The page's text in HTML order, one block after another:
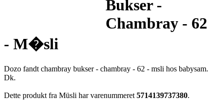
Bukser -
Chambray - 62
- M�sli
Dozo fandt chambray bukser - chambray - 62 - msli hos babysam.
Dk.
Dette produkt fra Müsli har varenummeret 5714139737380.